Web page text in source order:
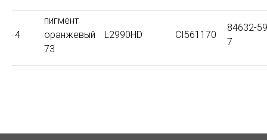
4
пигмент
оранжевый
73
L2990HD CI561170
84632-
7